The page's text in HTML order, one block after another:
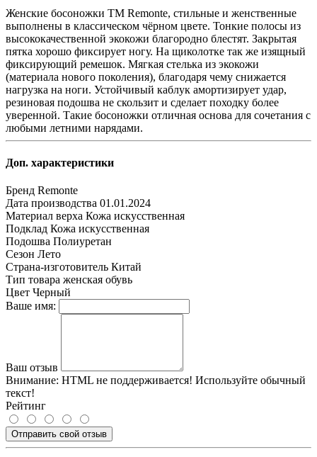
Женские босоножки ТМ Remonte, стильные и женственные
выполнены в классическом чёрном цвете. Тонкие полосы из
высококачественной экокожи благородно блестят. Закрытая
пятка хорошо фиксирует ногу. На щиколотке так же изящный
фиксирующий ремешок. Мягкая стелька из экокожи
(материала нового поколения), благодаря чему снижается
нагрузка на ноги. Устойчивый каблук амортизирует удар,
резиновая подошва не скользит и сделает походку более
уверенной. Такие босоножки отличная основа для сочетания с
любыми летними нарядами.
Доп. характеристики
Бренд Remonte
Дата производства 01.01.2024
Материал верха Кожа искусственная
Подклад Кожа искусственная
Подошва Полиуретан
Сезон Лето
Страна-изготовитель Китай
Тип товара женская обувь
Цвет Черный
Ваше имя:
Ваш отзыв
Внимание: HTML не поддерживается! Используйте обычный
текст!
Рейтинг
Отправить свой отзыв